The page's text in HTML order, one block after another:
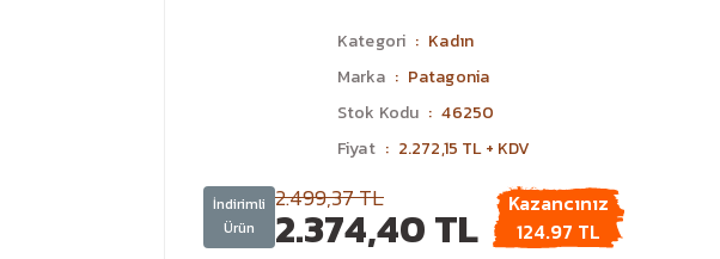
Kategori
Kadın
Marka
Patagonia
Stok Kodu
46250
Fiyat
2.272,15 TL + KDV
İndirimli
Ürün
2.499,37 TL
2.374,40 TL
Kazancınız
124.97 TL